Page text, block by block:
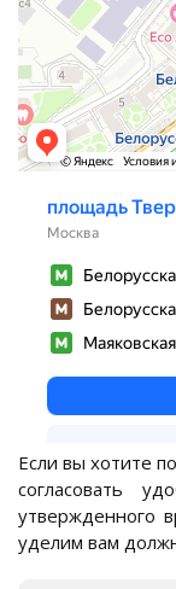
Если вы хотите
согласовать
утвержденного
уделим вам